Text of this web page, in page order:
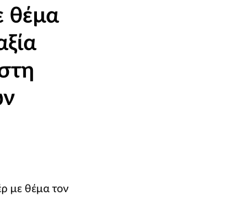
θέμα
με θέμα τον